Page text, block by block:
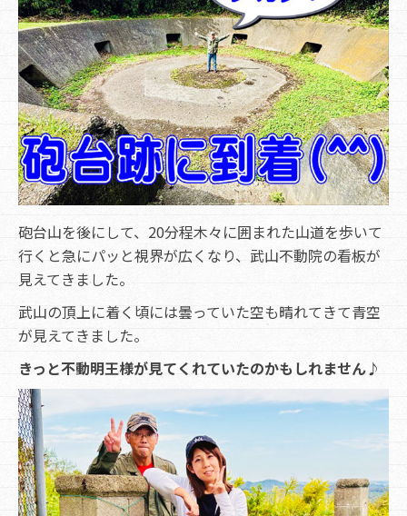
砲台山を後にして、20分程木々に囲まれた山道を歩いて
行くと急にパッと視界が広くなり、武山不動院の看板が
見えてきました。
武山の頂上に着く頃には曇っていた空も晴れてきて青空
が見えてきました。
きっと不動明王様が見てくれていたのかもしれません♪